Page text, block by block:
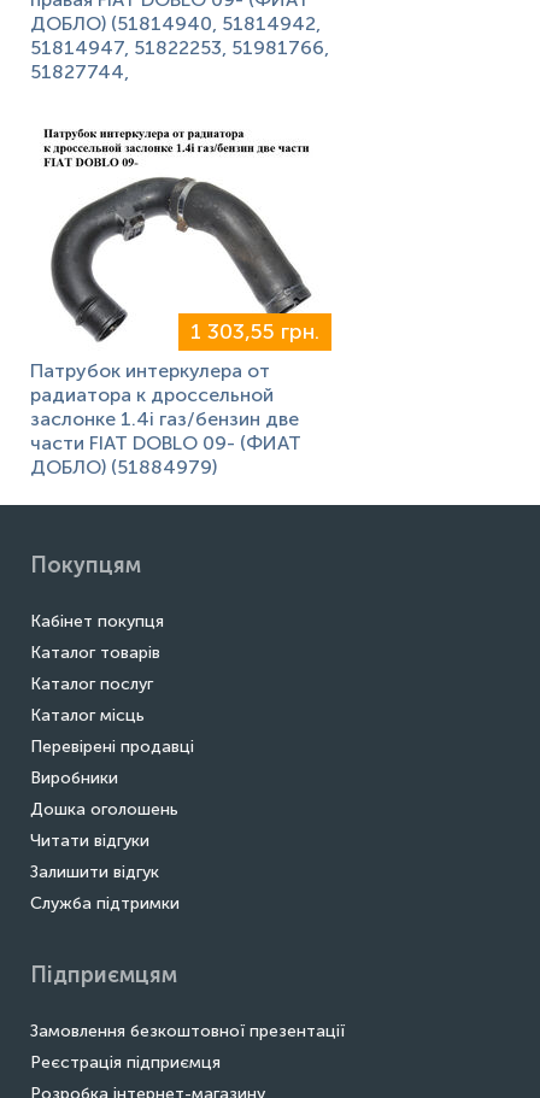
ДОБЛО) (51814940, 51814942,
51814947, 51822253, 51981766,
51827744,
1 303,55 грн.
Патрубок интеркулера от
радиатора к дроссельной
заслонке 1.4i газ/бензин две
части FIAT DOBLO 09- (ФИАТ
ДОБЛО) (51884979)
Покупцям
Кабінет покупця
Каталог товарів
Каталог послуг
Каталог місць
Перевірені продавці
Виробники
Дошка оголошень
Читати відгуки
Залишити відгук
Служба підтримки
Підприємцям
Замовлення безкоштовної презентації
Реєстрація підприємця
Розробка інтернет-магазину